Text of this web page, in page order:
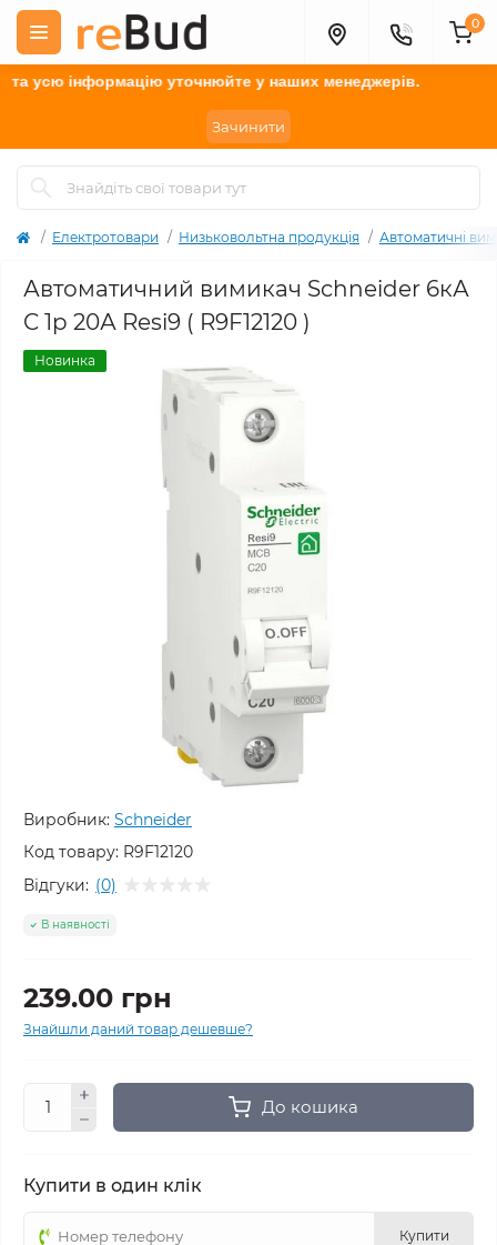
інформацію уточнюйтеу наших менеджерів.
Зачинити
0
Електротовари Низьковольтна продукція Автоматичні
Автоматичний вимикач Schneider 6кА
C 1p 20А Resi9 ( R9F12120 )
Новинка
Виробник: Schneider
Код товару: R9F12120
Відгуки: (0)
В наявності
239.00 грн
Знайшли даний товар дешевше?
До кошика
Купити в один клік
Купити